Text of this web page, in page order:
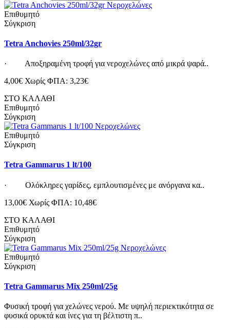
Επιθυμητό
Σύγκριση
Tetra Anchovies 250ml/32gr
· Αποξηραμένη τροφή για νεροχελώνες από μικρά ψαρά..
4,00€ Χωρίς ΦΠΑ: 3,23€
ΣΤΟ ΚΑΛΑΘΙ
Επιθυμητό
Σύγκριση
Επιθυμητό
Σύγκριση
Tetra Gammarus 1 lt/100
· Ολόκληρες γαρίδες, εμπλουτισμένες με ανόργανα κα..
13,00€ Χωρίς ΦΠΑ: 10,48€
ΣΤΟ ΚΑΛΑΘΙ
Επιθυμητό
Σύγκριση
Επιθυμητό
Σύγκριση
Tetra Gammarus Mix 250ml/25g
Φυσική τροφή για χελώνες νερού. Με υψηλή περιεκτικότητα σε
φυσικά ορυκτά και ίνες για τη βέλτιστη π..